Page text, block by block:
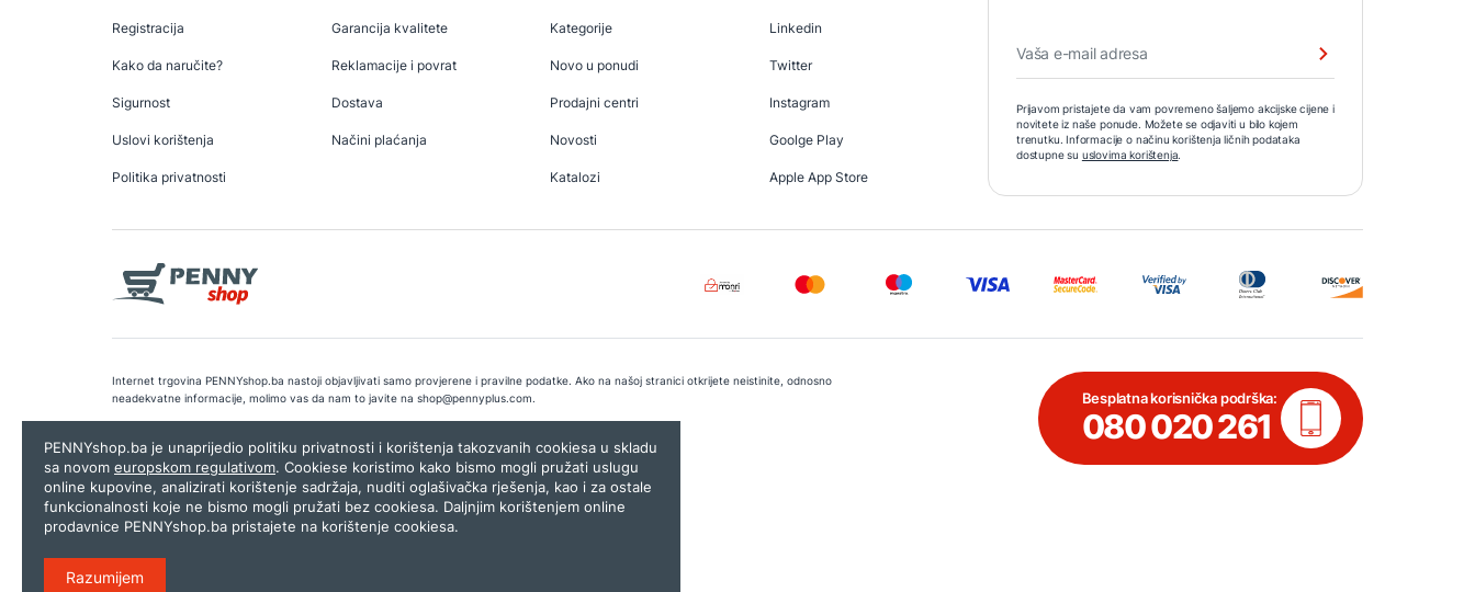
Prijavom pristajete da vam povremeno šaljemo akcijske cijene i
novitete iz naše ponude. Možete se odjaviti u bilo kojem
trenutku. Informacije o načinu korištenja ličnih podataka
dostupne su uslovima korištenja.
Registracija
Kako da naručite?
Sigurnost
Uslovi korištenja
Politika privatnosti
Garancija kvalitete
Reklamacije i povrat
Dostava
Načini plaćanja
Kategorije
Novo u ponudi
Prodajni centri
Novosti
Katalozi
Linkedin
Twitter
Instagram
Goolge Play
Apple App Store
Besplatna korisnička podrška:
080 020 261
Internet trgovina PENNYshop.ba nastoji objavljivati samo provjerene i pravilne podatke. Ako na našoj stranici otkrijete neistinite, odnosno
neadekvatne informacije, molimo vas da nam to javite na shop@pennyplus.com.
Copyright © 2026.Penny plus d.o.o. Sarajevo.Dizajn i programiranje:Lampa.ba
PENNYshop.ba je unaprijedio politiku privatnosti i korištenja takozvanih cookiesa u skladu
sa novom europskom regulativom. Cookiese koristimo kako bismo mogli pružati uslugu
online kupovine, analizirati korištenje sadržaja, nuditi oglašivačka rješenja, kao i za ostale
funkcionalnosti koje ne bismo mogli pružati bez cookiesa. Daljnjim korištenjem online
prodavnice PENNYshop.ba pristajete na korištenje cookiesa.
Razumijem